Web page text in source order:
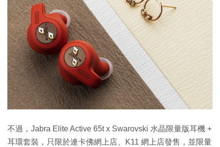
不過，Jabra Elite Active 65t x Swarovski 水晶限量版耳機 +
耳環套裝，只限於連卡佛網上店、K11 網上店發售，並限量